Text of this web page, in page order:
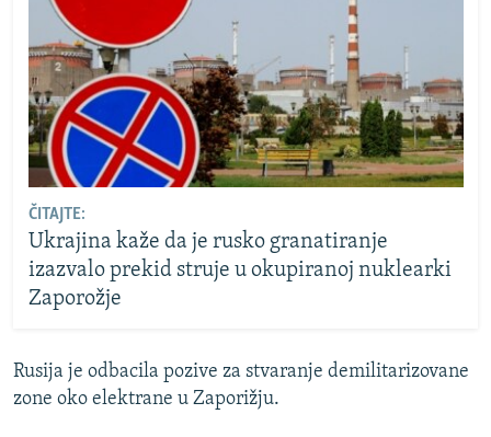
ČITAJTE:
Ukrajina kaže da je rusko granatiranje
izazvalo prekid struje u okupiranoj nuklearki
Zaporožje
Rusija je odbacila pozive za stvaranje demilitarizovane
zone oko elektrane u Zaporižju.